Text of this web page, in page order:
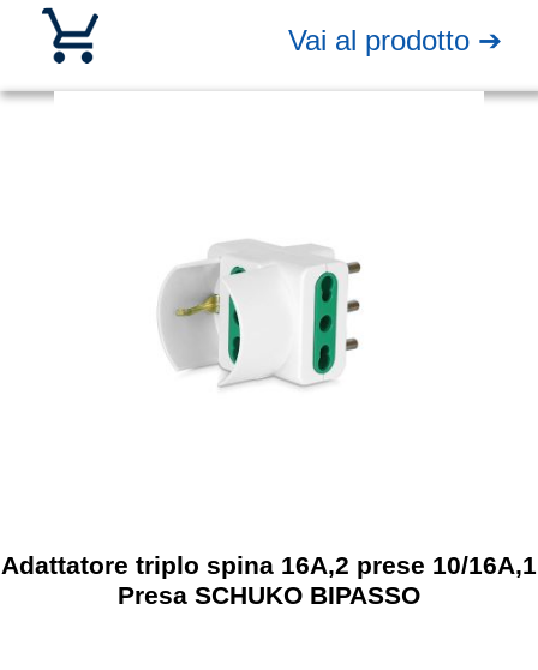
Vai al prodotto ➔
Adattatore triplo spina 16A,2 prese 10/16A,1
Presa SCHUKO BIPASSO